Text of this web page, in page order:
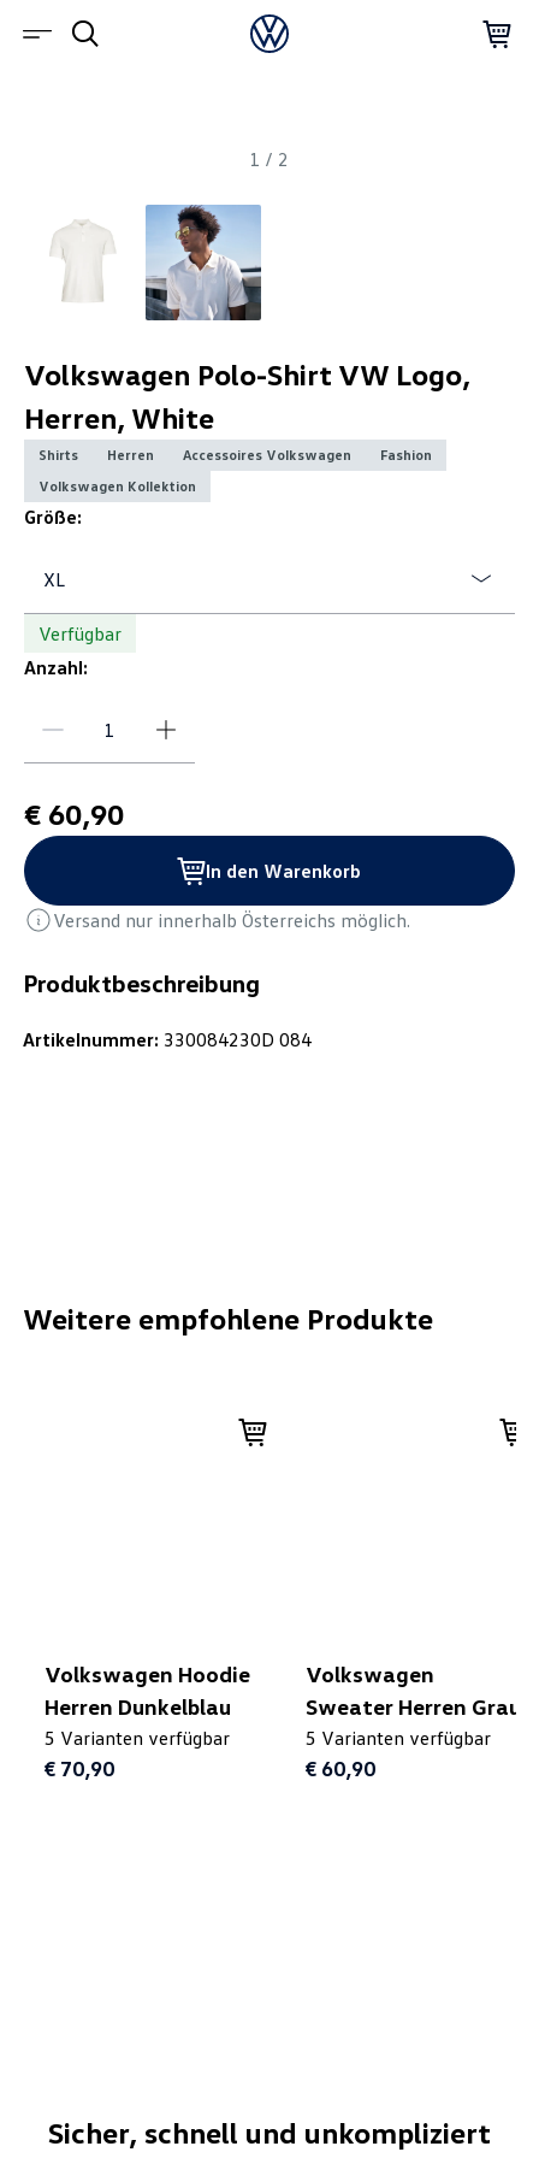
1 / 2
Produktbeschreibung
Artikelnummer: 330084230D 084
Volkswagen Polo-Shirt VW Logo,
Herren, White
Shirts Herren Accessoires Volkswagen
Fashion
Volkswagen Kollektion
Größe:
XL
Verfügbar
Anzahl:
€ 60,90
In den Warenkorb
Versand nur innerhalb Österreichs möglich.
Weitere empfohlene Produkte
Volkswagen Hoodie
Herren Dunkelblau
5 Varianten verfügbar
€ 70,90
Volkswagen
Sweater Herren Grau
5 Varianten verfügbar
€ 60,90
Sicher, schnell und unkompliziert